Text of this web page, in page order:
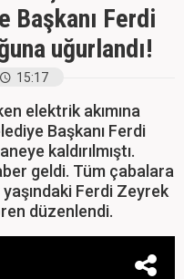
Başkanı Ferdi
uğurlandı!
15:17
elektrik akımına
Başkanı Ferdi
kaldırılmıştı.
geldi. Tüm çabalara
Ferdi Zeyrek
düzenlendi.